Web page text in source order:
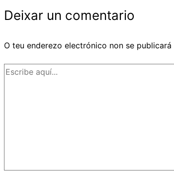
Deixar un comentario
O teu enderezo electrónico non se publicará
Escribe